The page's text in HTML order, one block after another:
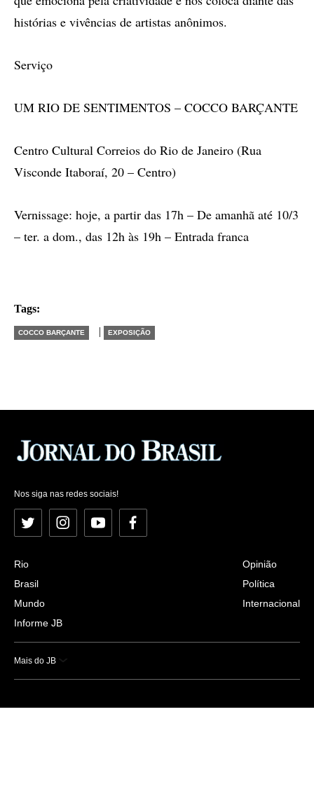
histórias e vivências de artistas anônimos.
Serviço
UM RIO DE SENTIMENTOS – COCCO BARÇANTE
Centro Cultural Correios do Rio de Janeiro (Rua
Visconde Itaboraí, 20 – Centro)
Vernissage: hoje, a partir das 17h – De amanhã até 10/3
– ter. a dom., das 12h às 19h – Entrada franca
Tags:
COCCO BARÇANTE | EXPOSIÇÃO
Nos siga nas redes sociais!
Twitter InstagramYouTubeFacebook
Rio
Brasil
Mundo
Informe JB
Opinião
Política
Internacional
Mais do JB
Esportes